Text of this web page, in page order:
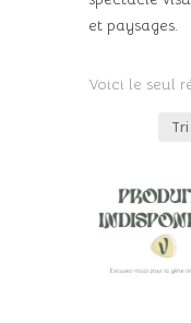
et paysages.
Voici le seul